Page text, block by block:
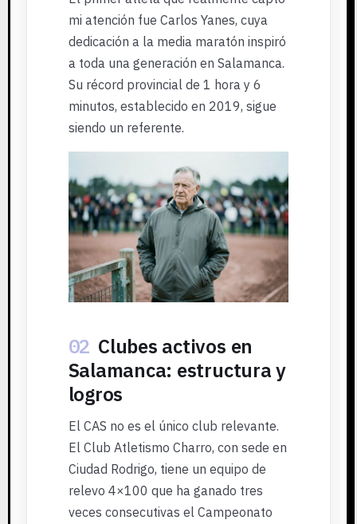
mi atención fue Carlos Yanes, cuya
dedicación a la media maratón inspiró
a toda una generación en Salamanca.
Su récord provincial de 1 hora y 6
minutos, establecido en 2019, sigue
siendo un referente.
02 Clubes activos en
Salamanca: estructura y
logros
El CAS no es el único club relevante.
El Club Atletismo Charro, con sede en
Ciudad Rodrigo, tiene un equipo de
relevo 4×100 que ha ganado tres
veces consecutivas el Campeonato